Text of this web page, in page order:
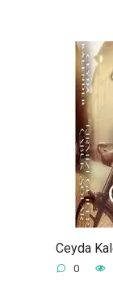
Ceyda
0